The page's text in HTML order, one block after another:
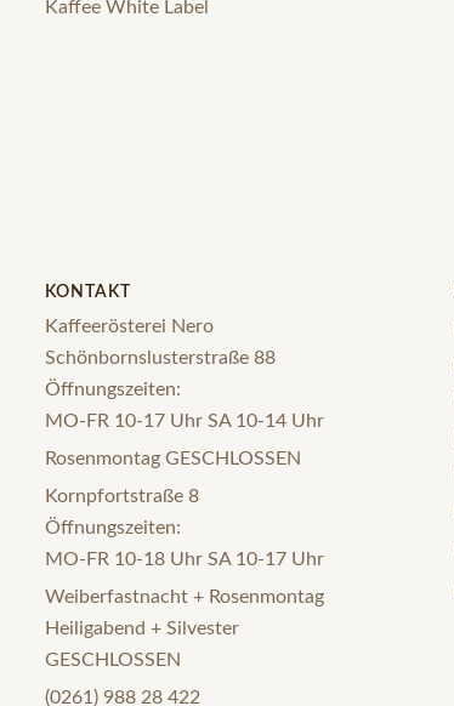
Kaffee White Label
KONTAKT
Kaffeerösterei Nero
Schönbornslusterstraße 88
Öffnungszeiten:
MO-FR 10-17 Uhr SA 10-14 Uhr
Rosenmontag GESCHLOSSEN
Kornpfortstraße 8
Öffnungszeiten:
MO-FR 10-18 Uhr SA 10-17 Uhr
Weiberfastnacht + Rosenmontag
Heiligabend + Silvester
GESCHLOSSEN
(0261) 988 28 422